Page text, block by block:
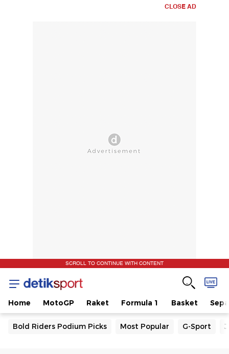
CLOSE AD
SCROLL TO CONTINUE WITH CONTENT
Home MotoGP Raket Formula 1 Basket
Bold Riders Podium Picks Most Popular G-Sport